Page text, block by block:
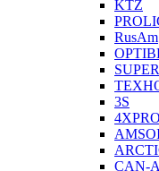
KTZ
RusAm
3S
4XPRO
CAN-